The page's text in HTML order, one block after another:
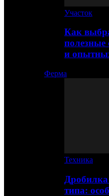
Участок
Как
и
Ферма
Техника
Дробилка
типа: